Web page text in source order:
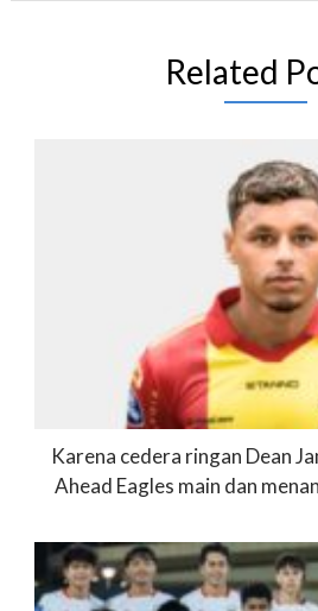
Related
Karena cedera ringan Dean
Ahead Eagles main dan